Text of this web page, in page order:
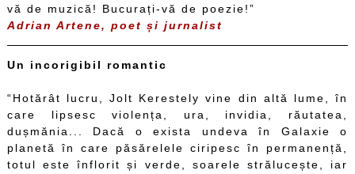
vă de muzică! Bucurați-vă de poezie!”
Adrian Artene, poet și jurnalist
Un incorigibil romantic
“Hotărât lucru, Jolt Kerestely vine din altă lume, în
care lipsesc violența, ura, invidia, răutatea,
dușmănia... Dacă o exista undeva în Galaxie o
planetă în care păsărelele ciripesc în permanență,
totul este înflorit și verde, soarele strălucește, iar